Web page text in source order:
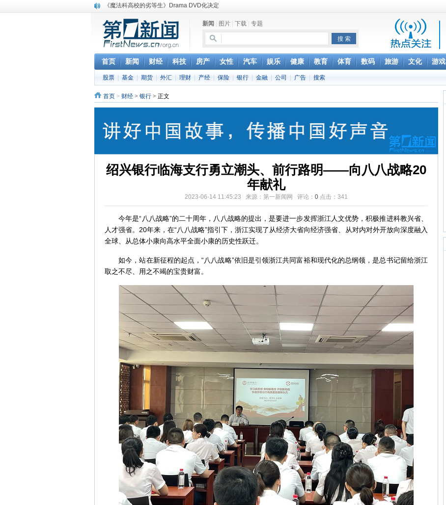
《魔法科高校的劣等生》Drama DVD化决定
消息称刘强东要求京东商城明年扭亏为盈
保健品也能吃出一身病? 康宝莱员工自揭多项家丑
煤价"跳水"电企利润"蹦高" 电煤联动亟待完善
苹果公司自建太阳能电厂为数据中心供电
吃饭、睡觉、黑人人？
网络电商和传统出版商的角逐：亚马逊停止接受Hachette所有图书订单
英国小猫因长得像希特勒遭袭 被扔垃圾左眼致盲
《中二病也想谈恋爱》女主角特报预告公开
新闻 图片 下载 专题
首页 新闻 财经 科技 房产 女性 汽车 娱乐 健康 教育 体育 数码 旅游 文化 游戏
股票 基金 期货 外汇 理财 产经 保险 银行 金融 公司 广告 搜索
首页 > 财经 > 银行 > 正文
绍兴银行临海支行勇立潮头、前行路明——向八八战略20
年献礼
2023-06-14 11:45:23 来源：第一新闻网 评论： 0 点击： 341
今年是“八八战略”的二十周年，八八战略的提出，是要进一步发挥浙江人文优势，积极推进科教兴省、
人才强省。20年来，在“八八战略”指引下，浙江实现了从经济大省向经济强省、从对内对外开放向深度融入
全球、从总体小康向高水平全面小康的历史性跃迁。
如今，站在新征程的起点，“八八战略”依旧是引领浙江共同富裕和现代化的总纲领，是总书记留给浙江
取之不尽、用之不竭的宝贵财富。